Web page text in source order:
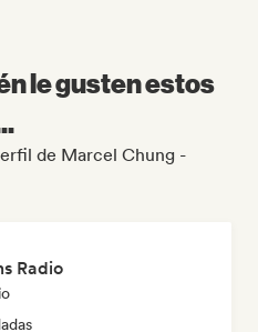
le gusten estos
de Marcel Chung -
Radio